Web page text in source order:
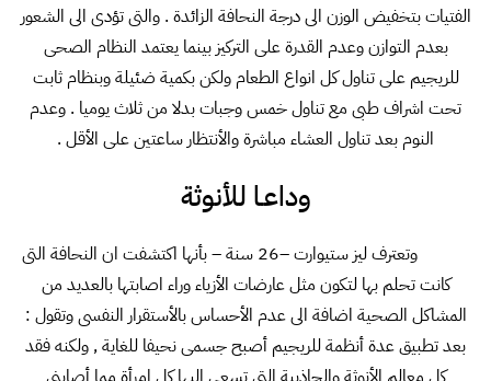
الفتيات بتخفيض الوزن الى درجة النحافة الزائدة . والتى تؤدى الى الشعور
بعدم التوازن وعدم القدرة على التركيز بينما يعتمد النظام الصحى
للريجيم على تناول كل انواع الطعام ولكن بكمية ضئيلة وبنظام ثابت
تحت اشراف طبى مع تناول خمس وجبات بدلا من ثلاث يوميا . وعدم
النوم بعد تناول العشاء مباشرة والأنتظار ساعتين على الأقل .
وداعـا للأنوثة
وتعترف ليز ستيوارت –26 سنة – بأنها اكتشفت ان النحافة التى
كانت تحلم بها لتكون مثل عارضات الأزياء وراء اصابتها بالعديد من
المشاكل الصحية اضافة الى عدم الأحساس بالأستقرار النفسى وتقول :
بعد تطبيق عدة أنظمة للريجيم أصبح جسمى نحيفا للغاية , ولكنه فقد